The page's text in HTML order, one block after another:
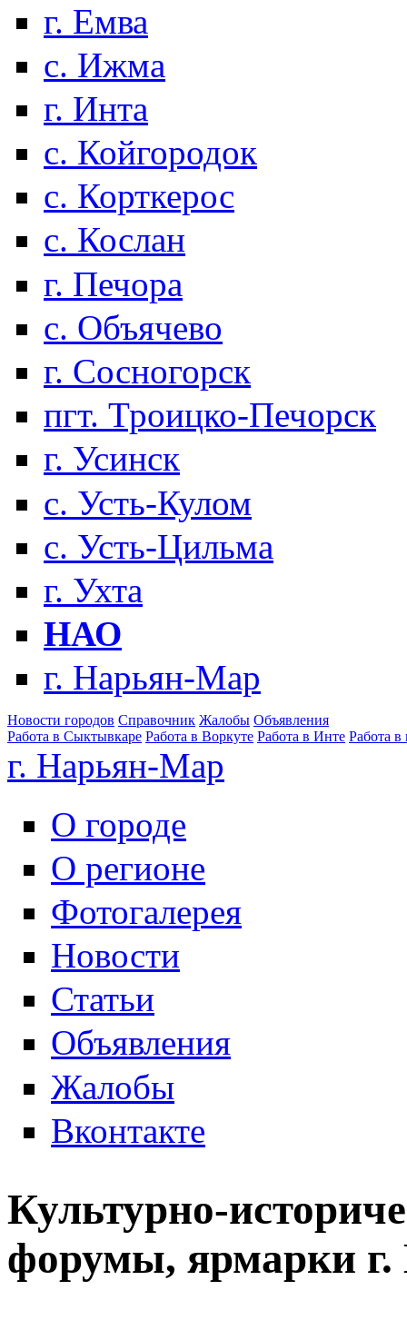
г. Емва
с. Ижма
г. Инта
с. Койгородок
с. Корткерос
с. Кослан
г. Печора
с. Объячево
г. Сосногорск
пгт. Троицко-Печорск
г. Усинск
с. Усть-Кулом
с. Усть-Цильма
г. Ухта
НАО
г. Нарьян-Мар
Новости городов Справочник Жалобы Объявления
Работа в Сыктывкаре Работа в Воркуте Работа в Инте Работа в
г. Нарьян-Мар
О городе
О регионе
Фотогалерея
Новости
Статьи
Объявления
Жалобы
Вконтакте
Культурно-
форумы, ярмарки